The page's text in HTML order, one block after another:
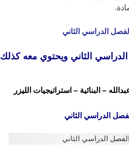
الدراسي الثاني
الثاني ويحتوي معه كذلك
– البنائية – استراتيجيات الليزر
الدراسي الثاني